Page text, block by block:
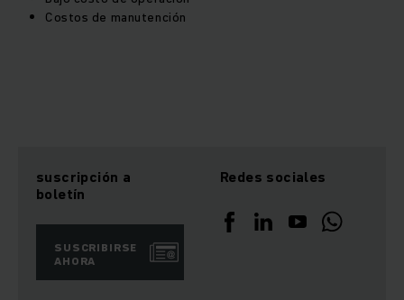
Costos de manutención
suscripción a
boletín
SUSCRIBIRSE
AHORA
Redes sociales